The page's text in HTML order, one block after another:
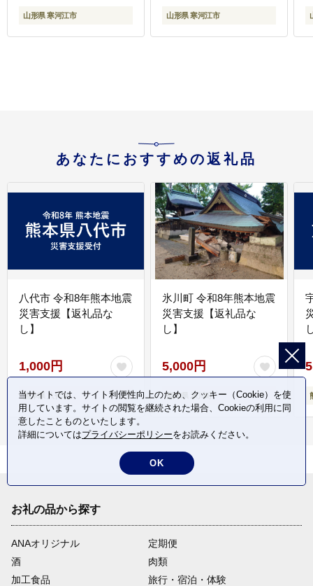
山形県 寒河江市 山形県 寒河江市
あなたにおすすめの返礼品
八代市 令和8年熊本地震
災害支援【返礼品な
し】
1,000円
熊本県 八代市
氷川町 令和8年熊本地震
災害支援【返礼品な
し】
5,000円
熊本県 氷川町
お礼の品から探す
ANAオリジナル
定期便
酒
肉類
加工食品
旅行・宿泊・体験
当サイトでは、サイト利便性向上のため、クッキー（Cookie）を使
用しています。サイトの閲覧を継続された場合、Cookieの利用に同
意したことものといたします。
詳細についてはプライバシーポリシーをお読みください。
OK